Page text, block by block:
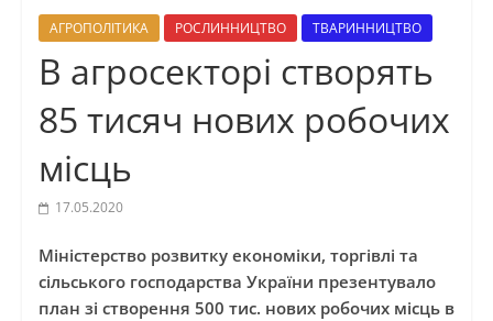
АГРОПОЛІТИКА РОСЛИННИЦТВО ТВАРИННИЦТВО
В агросекторі створять
85 тисяч нових робочих
місць
17.05.2020
Міністерство розвитку економіки, торгівлі та
сільського господарства України презентувало
план зі створення 500 тис. нових робочих місць в